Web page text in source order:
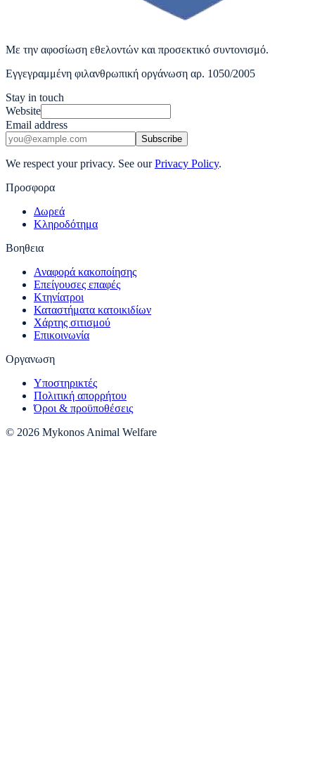
Με την αφοσίωση εθελοντών και προσεκτικό συντονισμό.
Εγγεγραμμένη φιλανθρωπική οργάνωση αρ. 1050/2005
Stay in touch
Website
Email address
Subscribe
We respect your privacy. See our Privacy Policy.
Προσφορα
Δωρεά
Κληροδότημα
Βοηθεια
Αναφορά κακοποίησης
Επείγουσες επαφές
Κτηνίατροι
Καταστήματα κατοικιδίων
Χάρτης σιτισμού
Επικοινωνία
Οργανωση
Υποστηρικτές
Πολιτική απορρήτου
Όροι & προϋποθέσεις
© 2026 Mykonos Animal Welfare